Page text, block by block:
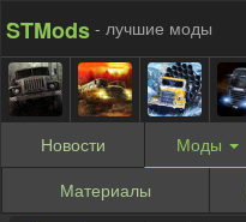
STMods - лучшие моды
Новости Моды
Материалы